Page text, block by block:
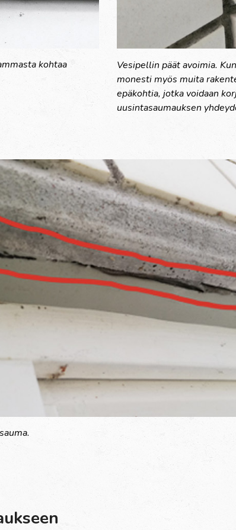
kohtaa Vesipellin päät avoimia.
monesti myös muita
epäkohtia, jotka voidaan
uusintasaumauksen